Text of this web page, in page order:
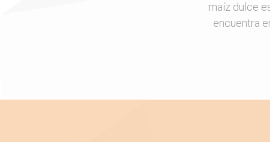
maíz dulce
encuentra